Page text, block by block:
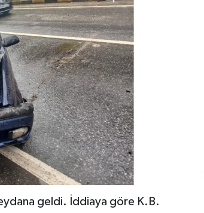
geldi. İddiaya göre K.B.